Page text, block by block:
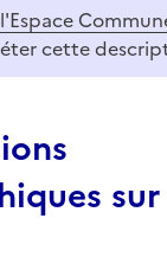
l'Espace
cette
sur